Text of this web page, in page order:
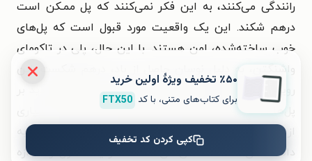
رانندگی می‌کنند، به این فکر نمی‌کنند که پل ممـکن است
درهم شکند. این یک واقعیت مورد قبول است که پل‌های
خوب ساخته‌شده، امن هستند. با این حال، پلی در تاکومای
واشنگتن، به دلیل نوسان حاصل از باد، درهم شکست. این
رویداد باعث پژوهش بیشتر درباره تأثیرات بادهای شدید بر
پل‌ها شد که به سـاخته شدن پل‌های امن‌تر انجامید. بسیاری
از ابزارها، از قبیل آمار که در این متن بحث شده است، به
دانشمندان شکاک امکان می‌دهد که تردید معقول را اندازه
٪۵۰ تخفیف ویژۀ اولین خرید
برای کتاب‌های متنی، با کد FTX50
کپی کردن کد تخفیف